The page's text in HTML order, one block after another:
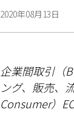
2020年08月13日
企業間取引（
ング、販売、
Consumer） EC